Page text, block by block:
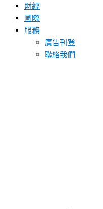
財經
國際
服務
廣告刊登
聯絡我們